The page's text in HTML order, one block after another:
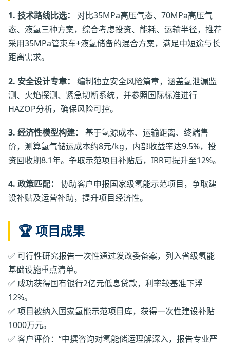
1. 技术路线比选：
对比35MPa高压气态、70MPa高压气
态、液氢三种方案，综合考虑投资、能耗、运输半径，推荐
采用35MPa管束车+液氢储备的混合方案，满足中短途与长
距离需求。
2. 安全设计专章：
编制独立安全风险篇章，涵盖氢泄漏监
测、火焰探测、紧急切断系统，并参照国际标准进行
HAZOP分析，确保风险可控。
3. 经济性模型构建：
基于氢源成本、运输距离、终端售
价，测算氢气储运成本约8元/kg，内部收益率达9.5%，投
资回收期8.1年。争取示范项目补贴后，IRR可提升至12%。
4. 政策匹配：
协助客户申报国家级氢能示范项目，争取建
设补贴及运营补助，提升项目经济性。
🏆 项目成果
✅ 可行性研究报告一次性通过发改委备案，列入省级氢能
基础设施重点清单。
✅ 成功获得国有银行2亿元低息贷款，利率较基准下浮
12%。
✅ 项目被纳入国家氢能示范项目库，获得一次性建设补贴
1000万元。
✅ 客户评价：“中撰咨询对氢能储运理解深入，报告专业严